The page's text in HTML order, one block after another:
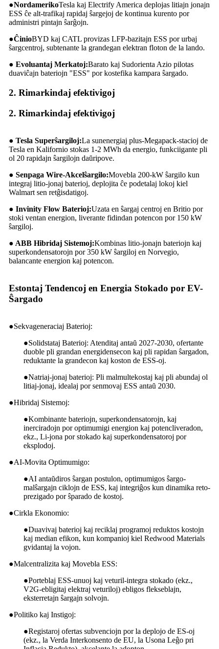
●NordamerikoTesla kaj Electrify America deplojas litiajn jonajn
ESS ĉe alt-trafikaj rapidaj ŝargejoj de kontinua kurento por
administri pintajn ŝarĝojn.
●ĈinioBYD kaj CATL provizas LFP-bazitajn ESS por urbaj
ŝargcentroj, subtenante la grandegan elektran floton de la lando.
● Evoluantaj Merkatoj:Barato kaj Sudorienta Azio pilotas
duaviĉajn bateriojn "ESS" por kostefika kampara ŝargado.
2. Rimarkindaj efektivigoj
2. Rimarkindaj efektivigoj
● Tesla Superŝargiloj:La sunenergiaj plus-Megapack-stacioj de
Tesla en Kalifornio stokas 1-2 MWh da energio, funkciigante pli
ol 20 rapidajn ŝargilojn daŭripove.
● Senpaga Wire-Akcelŝargilo:Movebla 200-kW ŝargilo kun
integraj litio-jonaj baterioj, deplojita ĉe podetalaj lokoj kiel
Walmart sen retĝisdatigoj.
● Invinity Flow Baterioj:Uzata en ŝargaj centroj en Britio por
stoki ventan energion, liverante fidindan potencon por 150 kW
ŝargiloj.
● ABB Hibridaj Sistemoj:Kombinas litio-jonajn bateriojn kaj
superkondensatorojn por 350 kW ŝargiloj en Norvegio,
balancante energion kaj potencon.
Estontaj Tendencoj en Energia Stokado por EV-
Ŝargado
●Sekvageneraciaj Baterioj:
●Solidstataj Baterioj: Atenditaj antaŭ 2027-2030, ofertante
duoble pli grandan energidensecon kaj pli rapidan ŝargadon,
reduktante la grandecon kaj koston de ESS-oj.
●Natriaj-jonaj baterioj: Pli malmultekostaj kaj pli abundaj ol
litiaj-jonaj, idealaj por senmovaj ESS antaŭ 2030.
●Hibridaj Sistemoj:
●Kombinante bateriojn, superkondensatorojn, kaj
inerciradojn por optimumigi energion kaj potencliveradon,
ekz., Li-jona por stokado kaj superkondensatoroj por
eksplodoj.
●AI-Movita Optimumigo:
●AI antaŭdiros ŝargan postulon, optimumigos ŝargo-
malŝargajn ciklojn de ESS, kaj integriĝos kun dinamika reto-
prezigado por ŝparado de kostoj.
●Cirkla Ekonomio:
●Duavivaj baterioj kaj reciklaj programoj reduktos kostojn
kaj median efikon, kun kompanioj kiel Redwood Materials
gvidantaj la vojon.
●Malcentralizita kaj Movebla ESS:
●Porteblaj ESS-unuoj kaj veturil-integra stokado (ekz.,
V2G-ebligitaj elektraj veturiloj) ebligos flekseblajn,
eksterretajn ŝargajn solvojn.
●Politiko kaj Instigoj:
●Registaroj ofertas subvenciojn por la deplojo de ES-oj
(ekz., la Verda Interkonsento de EU, la Usona Leĝo pri